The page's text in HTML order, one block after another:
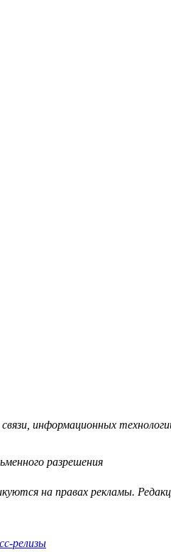
информационных
разрешения
на правах рекламы.
релизы